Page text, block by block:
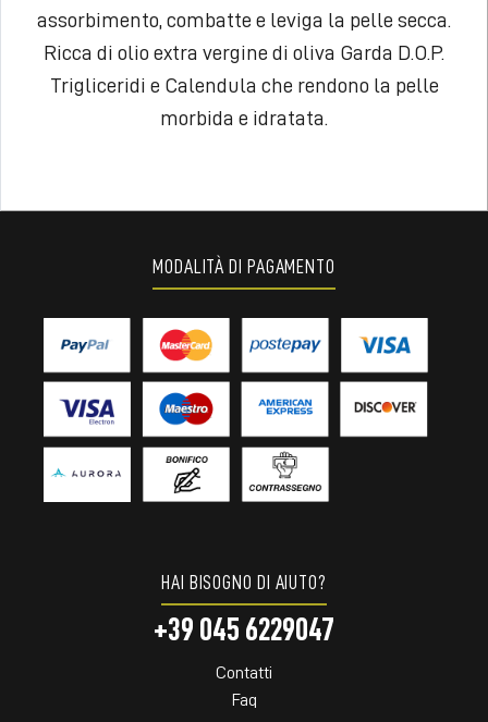
assorbimento, combatte e leviga la pelle secca.
Ricca di olio extra vergine di oliva Garda D.O.P.
Trigliceridi e Calendula che rendono la pelle
morbida e idratata.
MODALITÀ DI PAGAMENTO
HAI BISOGNO DI AIUTO?
+39 045 6229047
Contatti
Faq